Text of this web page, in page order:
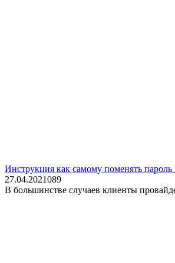
Инструкция как самому поменять
27.04.2021089
В большинстве случаев клиенты